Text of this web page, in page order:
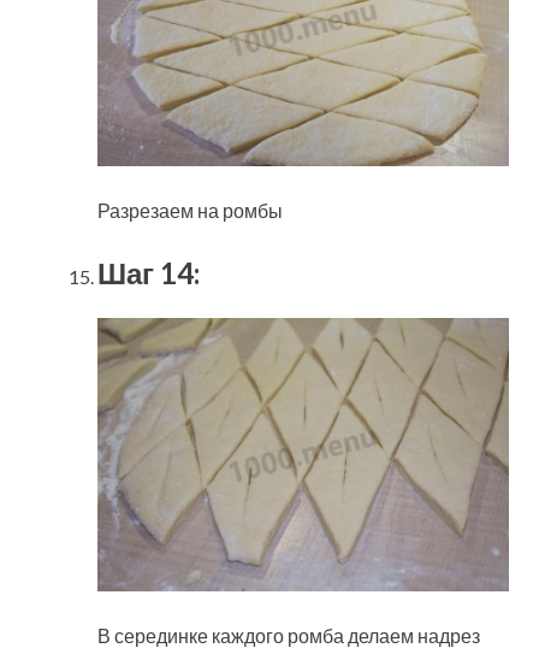
Разрезаем на ромбы
Шаг 14:
В серединке каждого ромба делаем надрез